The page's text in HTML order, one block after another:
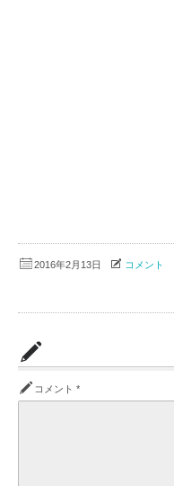
2016年2月13日 コメント
コメント *